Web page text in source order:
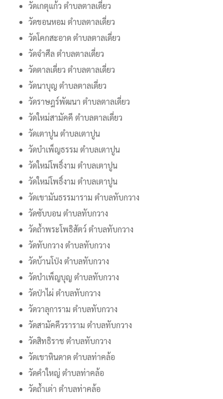
วัดเกตุแก้ว ตำบลตาลเดี่ยว
วัดขอนหอม ตำบลตาลเดี่ยว
วัดโคกสะอาด ตำบลตาลเดี่ยว
วัดจำศีล ตำบลตาลเดี่ยว
วัดตาลเดี่ยว ตำบลตาลเดี่ยว
วัดนาบุญ ตำบลตาลเดี่ยว
วัดราษฎร์พัฒนา ตำบลตาลเดี่ยว
วัดใหม่สามัคคี ตำบลตาลเดี่ยว
วัดเตาปูน ตำบลเตาปูน
วัดบำเพ็ญธรรม ตำบลเตาปูน
วัดใหม่โพธิ์งาม ตำบลเตาปูน
วัดใหม่โพธิ์งาม ตำบลเตาปูน
วัดเขามันธรรมาราม ตำบลทับกวาง
วัดซับบอน ตำบลทับกวาง
วัดถ้ำพระโพธิสัตว์ ตำบลทับกวาง
วัดทับกวาง ตำบลทับกวาง
วัดบ้านโป่ง ตำบลทับกวาง
วัดบำเพ็ญบุญ ตำบลทับกวาง
วัดป่าไผ่ ตำบลทับกวาง
วัดวาลุการาม ตำบลทับกวาง
วัดสามัคคีวราราม ตำบลทับกวาง
วัดสิทธิราช ตำบลทับกวาง
วัดเขาหินดาด ตำบลท่าคล้อ
วัดคำใหญ่ ตำบลท่าคล้อ
วัดถ้ำเต่า ตำบลท่าคล้อ